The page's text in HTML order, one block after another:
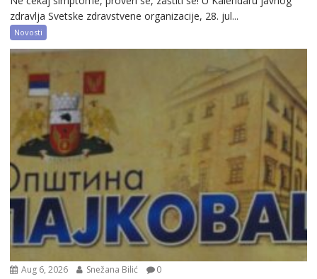
zdravlja Svetske zdravstvene organizacije, 28. jul...
Novosti
Aug 6, 2026 Snežana Bilić 0